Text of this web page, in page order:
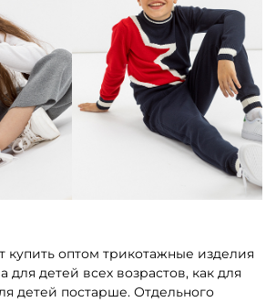
купить оптом трикотажные изделия
для детей всех возрастов, как для
детей постарше. Отдельного